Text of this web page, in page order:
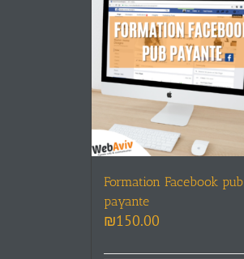
Formation Facebook pub
payante
₪150.00